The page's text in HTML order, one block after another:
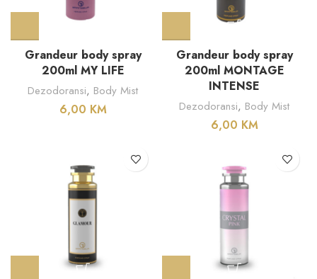
Grandeur body spray
200ml MY LIFE
Dezodoransi, Body Mist
6,00 KM
Grandeur body spray
200ml MONTAGE
INTENSE
Dezodoransi, Body Mist
6,00 KM